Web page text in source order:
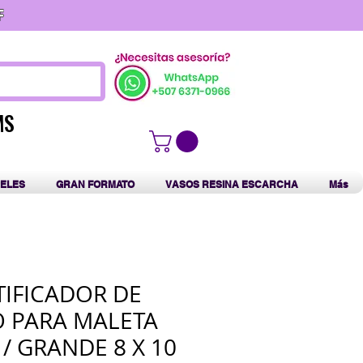
GRAN FORMATO VASOS RESINA ESCARCHA Más
DE
MALETA
GRANDE 8 X 10